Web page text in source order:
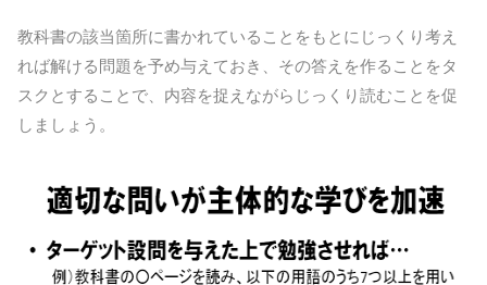
教科書の該当箇所に書かれていることをもとにじっくり考え
れば解ける問題を予め与えておき、その答えを作ることをタ
スクとすることで、内容を捉えながらじっくり読むことを促
しましょう。